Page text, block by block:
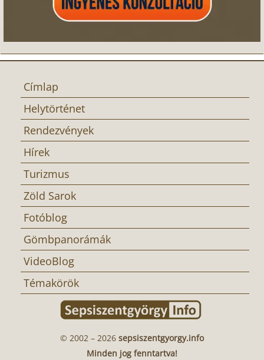
Címlap
Helytörténet
Rendezvények
Hírek
Turizmus
Zöld Sarok
Fotóblog
Gömbpanorámák
VideoBlog
Témakörök
© 2002 – 2026 sepsiszentgyorgy.info
Minden jog fenntartva!